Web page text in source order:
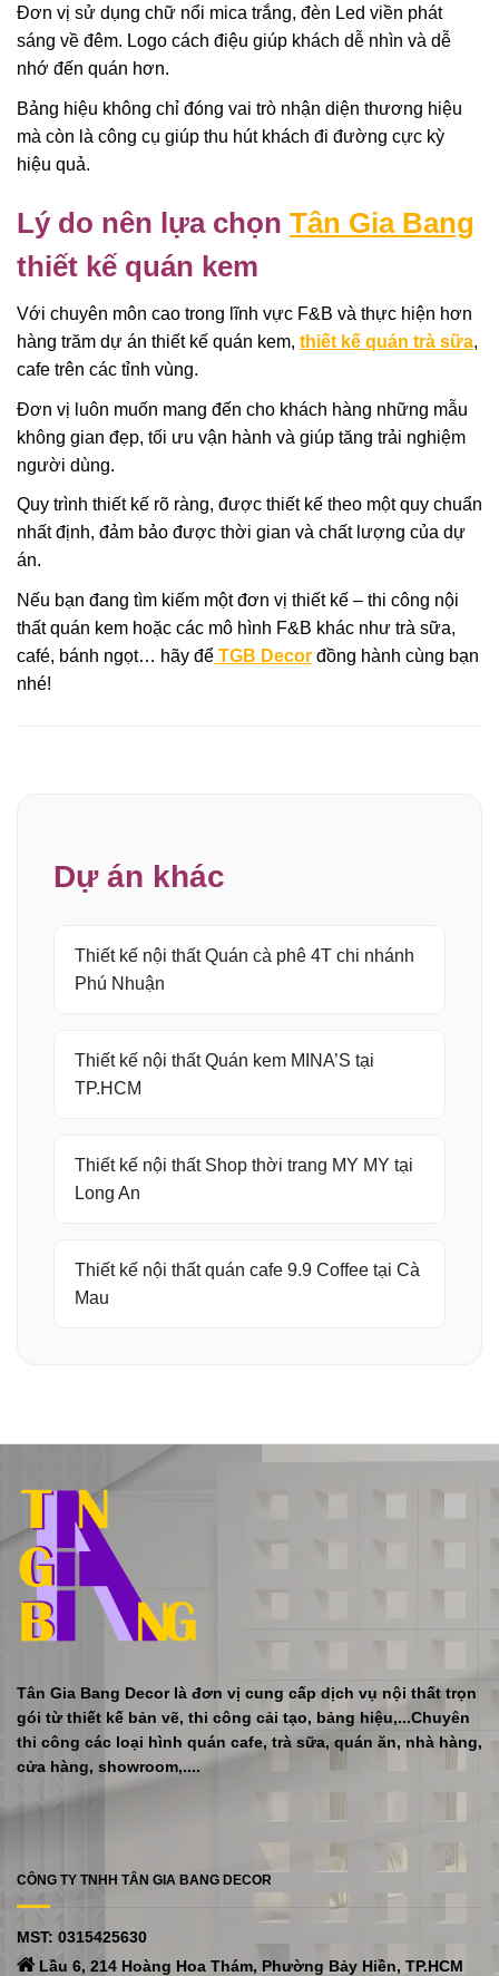
Đơn vị sử dụng chữ nổi mica trắng, đèn Led viền phát
sáng về đêm. Logo cách điệu giúp khách dễ nhìn và dễ
nhớ đến quán hơn.
Bảng hiệu không chỉ đóng vai trò nhận diện thương hiệu
mà còn là công cụ giúp thu hút khách đi đường cực kỳ
hiệu quả.
Lý do nên lựa chọn Tân Gia Bang
thiết kế quán kem
Với chuyên môn cao trong lĩnh vực F&B và thực hiện hơn
hàng trăm dự án thiết kế quán kem, thiết kế quán trà sữa,
cafe trên các tỉnh vùng.
Đơn vị luôn muốn mang đến cho khách hàng những mẫu
không gian đẹp, tối ưu vận hành và giúp tăng trải nghiệm
người dùng.
Quy trình thiết kế rõ ràng, được thiết kế theo một quy chuẩn
nhất định, đảm bảo được thời gian và chất lượng của dự
án.
Nếu bạn đang tìm kiếm một đơn vị thiết kế – thi công nội
thất quán kem hoặc các mô hình F&B khác như trà sữa,
café, bánh ngọt… hãy để TGB Decor đồng hành cùng bạn
nhé!
Dự án khác
Thiết kế nội thất Quán cà phê 4T chi nhánh
Phú Nhuận
Thiết kế nội thất Quán kem MINA’S tại
TP.HCM
Thiết kế nội thất Shop thời trang MY MY tại
Long An
Thiết kế nội thất quán cafe 9.9 Coffee tại Cà
Mau
Tân Gia Bang Decor là đơn vị cung cấp dịch vụ nội thất trọn
gói từ thiết kế bản vẽ, thi công cải tạo, bảng hiệu,...Chuyên
thi công các loại hình quán cafe, trà sữa, quán ăn, nhà hàng,
cửa hàng, showroom,....
CÔNG TY TNHH TÂN GIA BANG DECOR
MST: 0315425630
Lầu 6, 214 Hoàng Hoa Thám, Phường Bảy Hiền, TP.HCM